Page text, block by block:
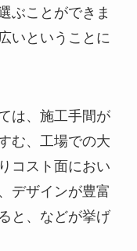
ぶことができま
いということに
は、施工手間が
む、工場での大
コスト面におい
デザインが豊富
と、などが挙げ